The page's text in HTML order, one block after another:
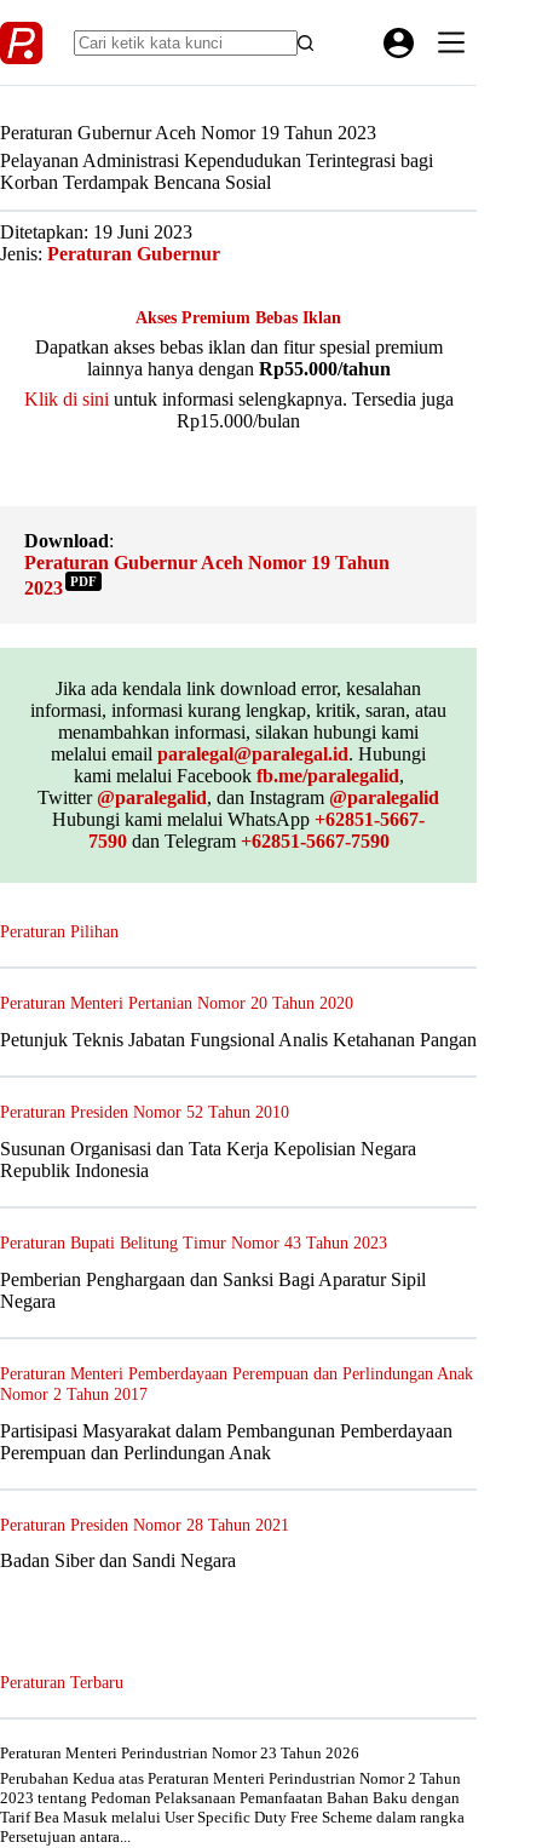
to
content
Peraturan Gubernur Aceh Nomor 19 Tahun 2023
Pelayanan Administrasi Kependudukan Terintegrasi bagi
Korban Terdampak Bencana Sosial
Ditetapkan: 19 Juni 2023
Jenis: Peraturan Gubernur
Akses Premium Bebas Iklan
Dapatkan akses bebas iklan dan fitur spesial premium
lainnya hanya dengan Rp55.000/tahun
Klik di sini untuk informasi selengkapnya. Tersedia juga
Rp15.000/bulan
Download:
Peraturan Gubernur Aceh Nomor 19 Tahun
2023 PDF
Jika ada kendala link download error, kesalahan
informasi, informasi kurang lengkap, kritik, saran, atau
menambahkan informasi, silakan hubungi kami
melalui emailparalegal@paralegal.id. Hubungi
kami melalui Facebook fb.me/paralegalid,
Twitter@paralegalid, dan Instagram@paralegalid
Hubungi kami melalui WhatsApp+62851-5667-
7590dan Telegram +62851-5667-7590
Peraturan Pilihan
Peraturan Menteri Pertanian Nomor 20 Tahun 2020
Petunjuk Teknis Jabatan Fungsional Analis Ketahanan Pangan
Peraturan Presiden Nomor 52 Tahun 2010
Susunan Organisasi dan Tata Kerja Kepolisian Negara
Republik Indonesia
Peraturan Bupati Belitung Timur Nomor 43 Tahun 2023
Pemberian Penghargaan dan Sanksi Bagi Aparatur Sipil
Negara
Peraturan Menteri Pemberdayaan Perempuan dan Perlindungan Anak
Nomor 2 Tahun 2017
Partisipasi Masyarakat dalam Pembangunan Pemberdayaan
Perempuan dan Perlindungan Anak
Peraturan Presiden Nomor 28 Tahun 2021
Badan Siber dan Sandi Negara
Peraturan Terbaru
Peraturan Menteri Perindustrian Nomor 23 Tahun 2026
Perubahan Kedua atas Peraturan Menteri Perindustrian Nomor 2 Tahun
2023 tentang Pedoman Pelaksanaan Pemanfaatan Bahan Baku dengan
Tarif Bea Masuk melalui User Specific Duty Free Scheme dalam rangka
Persetujuan antara...